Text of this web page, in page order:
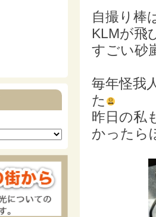
自撮り棒
KLMが飛
すごい砂
毎年怪我
た
昨日の私
かったら